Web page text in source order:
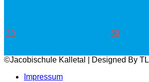
29 30
©Jacobischule Kalletal | Designed By TL
Impressum